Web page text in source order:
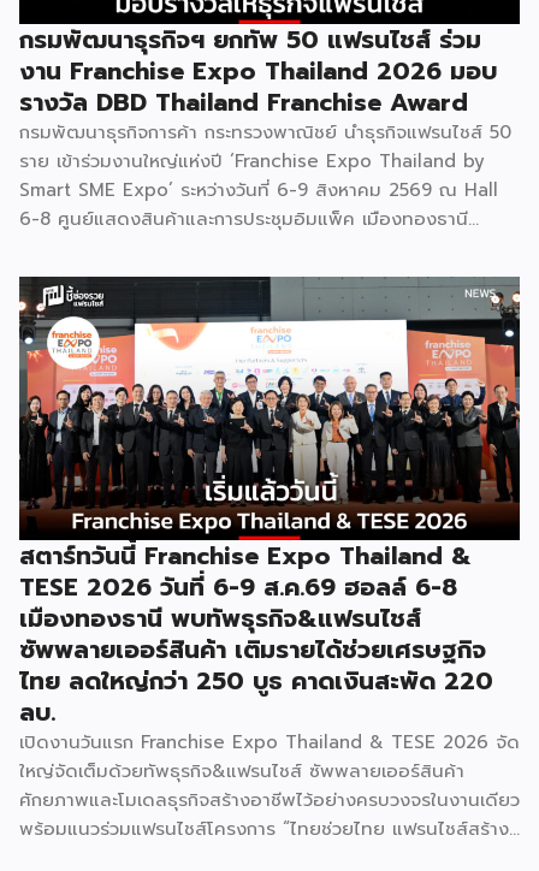
กรมพัฒนาธุรกิจฯ ยกทัพ 50 แฟรนไชส์ ร่วม
งาน Franchise Expo Thailand 2026 มอบ
รางวัล DBD Thailand Franchise Award
กรมพัฒนาธุรกิจการค้า กระทรวงพาณิชย์ นำธุรกิจแฟรนไชส์ 50
ราย เข้าร่วมงานใหญ่แห่งปี ‘Franchise Expo Thailand by
Smart SME Expo’ ระหว่างวันที่ 6-9 สิงหาคม 2569 ณ Hall
6-8 ศูนย์แสดงสินค้าและการประชุมอิมแพ็ค เมืองทองธานี
2026 ให้แก่ผู้ประกอบธุรกิจแฟรนไชส์ที่อยู่ในการส่งเสริมสนับสนุน
ของกรมฯ นายพูนพงษ์ นัยนาภากรณ์ อธิบดีกรมพัฒนาธุรกิจ
การค้า กระทรวงพาณิชย์ เปิดเผยภายหลังเป็นประธานเปิดงาน
“งานแฟรนไชส์ เอ็กซ์โป ไทยแลนด์ บาย สมาร์ท เอสเอ็มอี เอ็กซ์
โป (Franchise Expo Thailand by Smart SME Expo)” ซึ่ง
เป็นงานแสดงธุรกิจแฟรนไชส์ชั้นนำที่จัดขึ้นโดย บริษัท พีเอ็มจี
คอร์ปอเรชัน จำกัด เพื่อยกระดับศักยภาพของผู้ประกอบการและ
เจ้าของธุรกิจที่ต้องการขยายกิจการผ่านระบบแฟรนไชส์ […]
สตาร์ทวันนี้ Franchise Expo Thailand &
TESE 2026 วันที่ 6-9 ส.ค.69 ฮอลล์ 6-8
เมืองทองธานี พบทัพธุรกิจ&แฟรนไชส์
ซัพพลายเออร์สินค้า เติมรายได้ช่วยเศรษฐกิจ
ไทย ลดใหญ่กว่า 250 บูธ คาดเงินสะพัด 220
ลบ.
เปิดงานวันแรก Franchise Expo Thailand & TESE 2026 จัด
ใหญ่จัดเต็มด้วยทัพธุรกิจ&แฟรนไชส์ ซัพพลายเออร์สินค้า
ศักยภาพและโมเดลธุรกิจสร้างอาชีพไว้อย่างครบวงจรในงานเดียว
พร้อมแนวร่วมแฟรนไชส์โครงการ “ไทยช่วยไทย แฟรนไชส์สร้าง